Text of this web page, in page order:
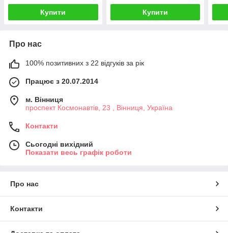
Купити Купити
Про нас
100% позитивних з 22 відгуків за рік
Працює з 20.07.2014
м. Вінниця
проспект Космонавтів, 23 , Вінниця, Україна
Контакти
Сьогодні вихідний
Показати весь графік роботи
Про нас
Контакти